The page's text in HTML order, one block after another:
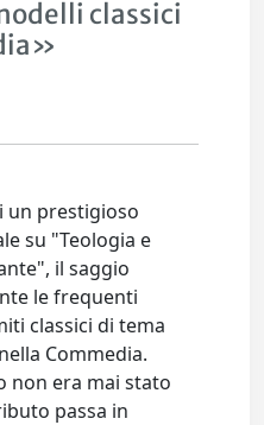
classici
un prestigioso
su "Teologia e
il saggio
le frequenti
classici di tema
Commedia.
non era mai stato
passa in